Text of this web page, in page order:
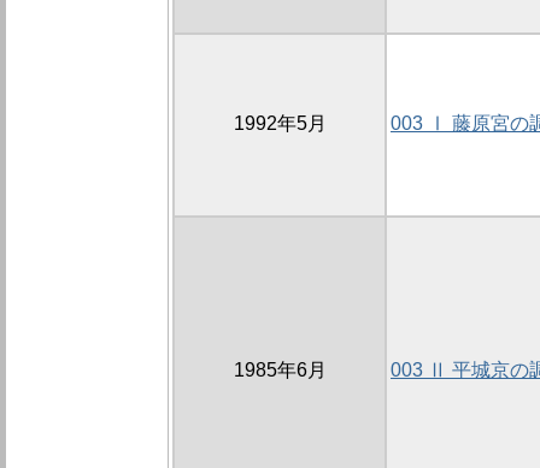
1992年5月 003 Ⅰ 藤原宮の
1985年6月 003 Ⅱ 平城京の